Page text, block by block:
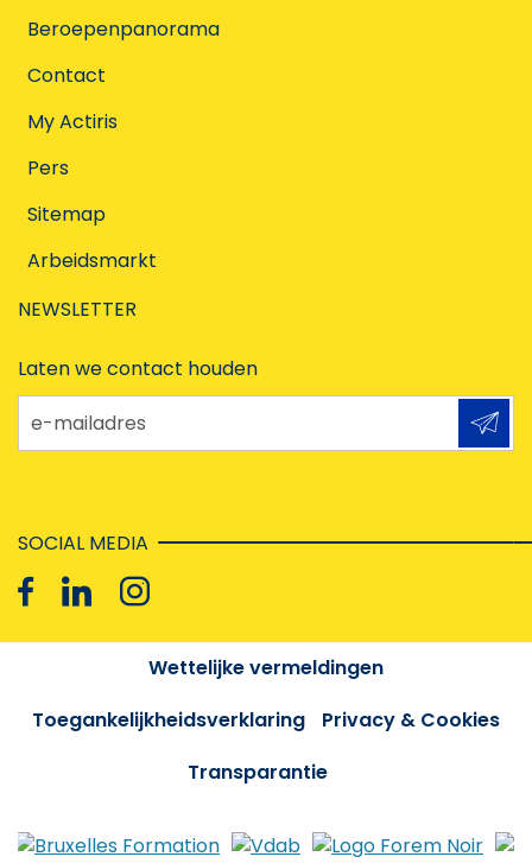
Beroepenpanorama
Contact
My Actiris
Pers
Sitemap
Arbeidsmarkt
NEWSLETTER
Laten we contact houden
e-mailadres
SOCIAL MEDIA
Wettelijke vermeldingen
Toegankelijkheidsverklaring
Privacy & Cookies
Transparantie